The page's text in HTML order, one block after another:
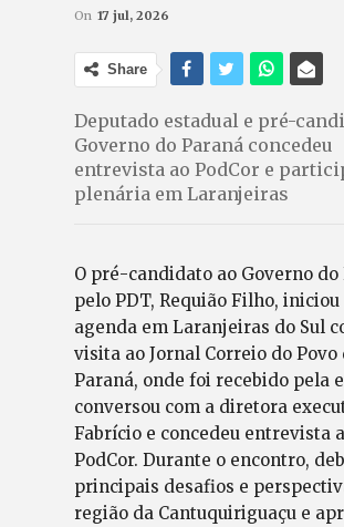
On 17 jul, 2026
Share
Deputado estadual e pré-
Governo do Paraná concedeu
entrevista ao PodCor e
plenária em Laranjeiras
O pré-candidato ao Governo do
pelo PDT, Requião Filho, iniciou
agenda em Laranjeiras do Sul
visita ao Jornal Correio do Povo
Paraná, onde foi recebido pela
conversou com a diretora
Fabrício e concedeu entrevista
PodCor. Durante o encontro,
principais desafios e
região da Cantuquiriguaçu e